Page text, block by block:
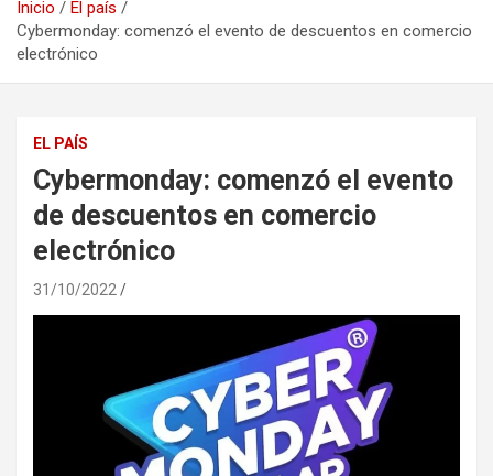
Inicio
El país
Cybermonday: comenzó el evento de descuentos en comercio
electrónico
EL PAÍS
Cybermonday: comenzó el evento
de descuentos en comercio
electrónico
31/10/2022